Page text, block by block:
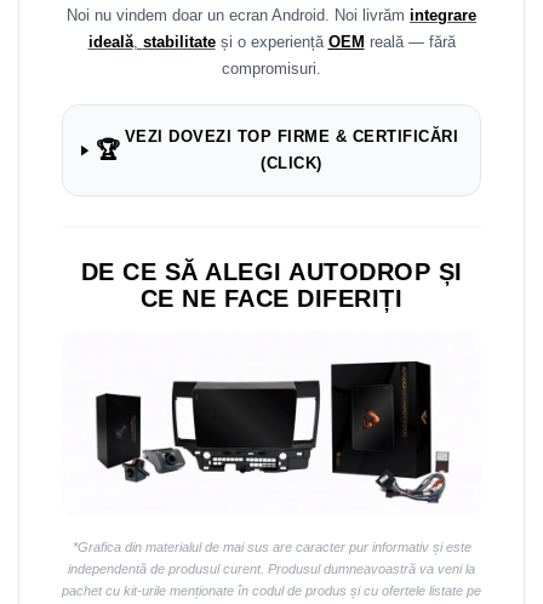
Noi nu vindem doar un ecran Android. Noi livrăm integrare
ideală, stabilitateși o experiență OEM reală — fără
compromisuri.
🏆
VEZI DOVEZI TOP FIRME & CERTIFICĂRI
(CLICK)
DE CE SĂ ALEGI AUTODROP ȘI
CE NE FACE DIFERIȚI
*Grafica din materialul de mai sus are caracter pur informativ și este
independentă de produsul curent. Produsul dumneavoastră va veni la
pachet cu kit-urile menționate în codul de produs și cu ofertele listate pe